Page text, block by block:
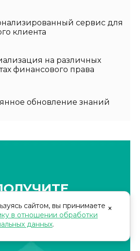
сервис для
клиента
на различных
финансового права
обновление знаний
ПО
СРЕДСТВ
×
сайтом, вы принимаете
в отношении обработки
данных.